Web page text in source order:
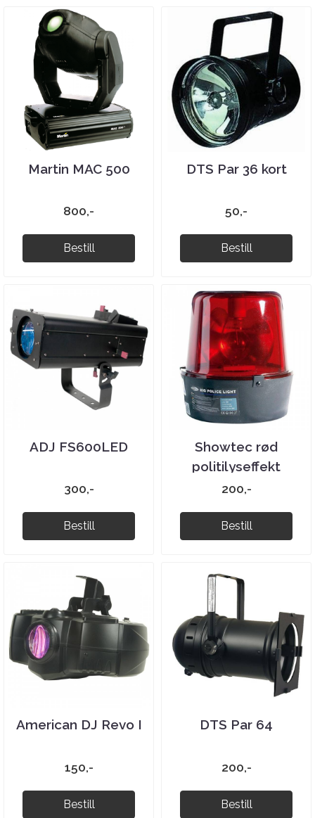
Martin MAC 500
800,-
Bestill
DTS Par 36 kort
50,-
Bestill
ADJ FS600LED
300,-
Bestill
Showtec rød
politilyseffekt
200,-
Bestill
American DJ Revo I
150,-
Bestill
DTS Par 64
200,-
Bestill